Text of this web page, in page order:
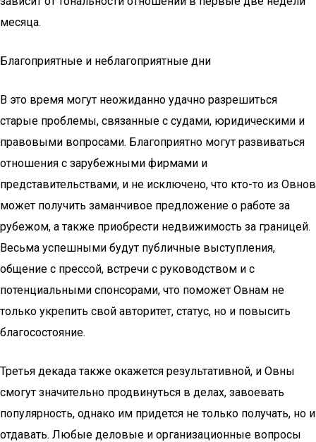
месяца.
Благоприятные и неблагоприятные дни
В это время могут неожиданно удачно раз­решиться
старые проблемы, связанные с судами, юридическими и
правовыми вопросами. Благоприятно могут развиваться
отношения с зарубежными фирмами и
представительства­ми, и не исключено, что кто-то из Овнов
может получить заманчивое предложение о работе за
рубежом, а также приобрести недвижимость за границей.
Весьма успешными будут публичные выступления,
общение с прессой, встречи с руководством и с
потенциальными спонсорами, что поможет Овнам не
только укрепить свой ав­торитет, статус, но и повысить
благосостояние.
Третья декада также окажется результатив­ной, и Овны
смогут значительно продвинуться в делах, завоевать
популярность, однако им придется не только получать, но и
отдавать. Любые деловые и организационные вопросы